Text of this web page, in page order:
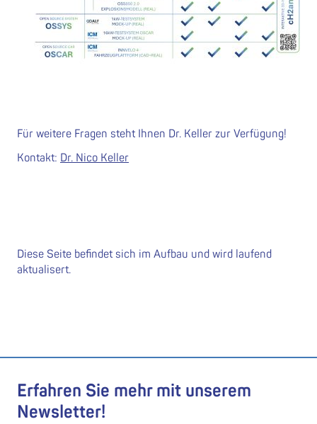
Für weitere Fragen steht Ihnen Dr. Keller zur Verfügung!
Kontakt: Dr. Nico Keller
Diese Seite befindet sich im Aufbau und wird laufend
aktualisert.
Erfahren Sie mehr mit unserem
Newsletter!